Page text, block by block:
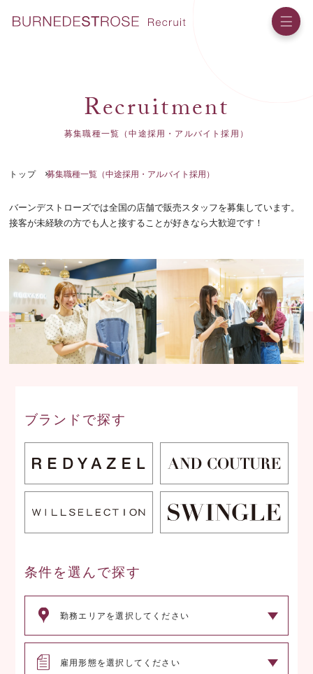
Recruitment
募集職種一覧（中途採用・アルバイト採用）
トップ 募集職種一覧（中途採用・アルバイト採用）
バーンデストローズでは全国の店舗で販売スタッフを募集しています。
接客が未経験の方でも人と接することが好きなら大歓迎です！
ブランドで探す
条件を選んで探す